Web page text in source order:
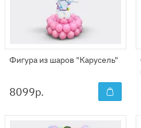
Фигура из шаров "Карусель"
8099р.